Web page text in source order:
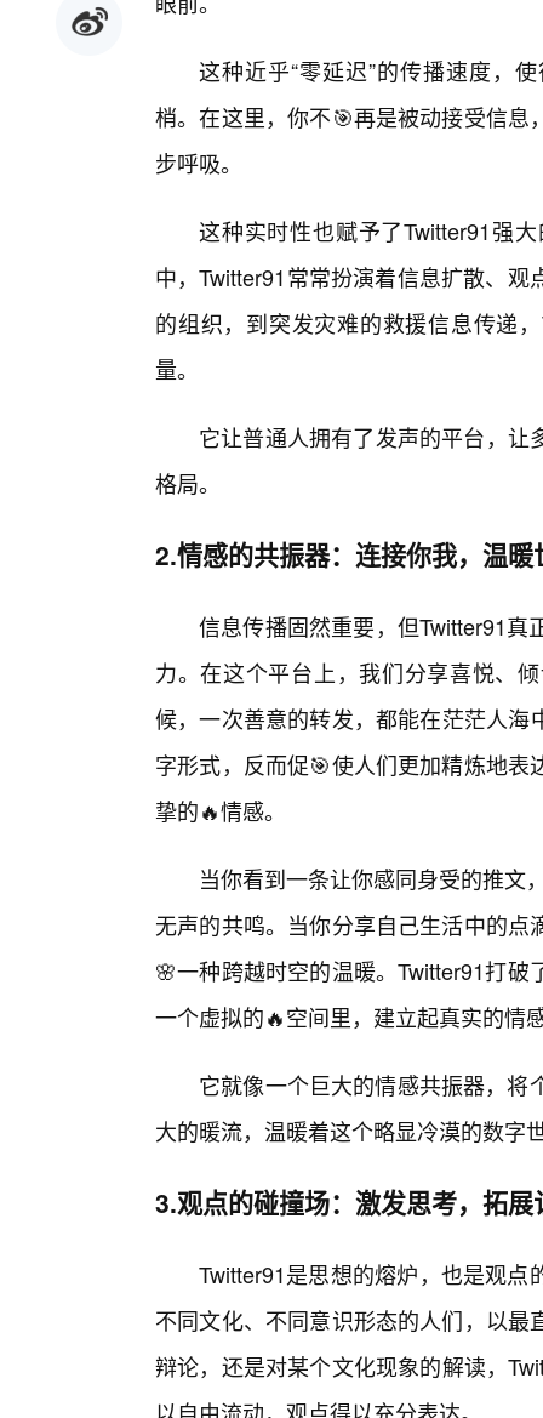
这种近乎“零延迟”的传播速度，
梢。在这里，你不🎯再是被动接受信
步呼吸。
这种实时性也赋予了Twitter91强
中，Twitter91常常扮演着信息扩散、
的组织，到突发灾难的救援信息传递
量。
它让普通人拥有了发声的平台，
格局。
2.情感的共振器：连接你我，温暖
信息传播固然重要，但Twitter91
力。在这个平台上，我们分享喜悦、
候，一次善意的转发，都能在茫茫人
字形式，反而促🎯使人们更加精炼地
挚的🔥情感。
当你看到一条让你感同身受的推文
无声的共鸣。当你分享自己生活中的
🌸一种跨越时空的温暖。Twitter91打
一个虚拟的🔥空间里，建立起真实的情
它就像一个巨大的情感共振器，
大的暖流，温暖着这个略显冷漠的数字
3.观点的碰撞场：激发思考，拓展
Twitter91是思想的熔炉，也是观
不同文化、不同意识形态的人们，以
辩论，还是对某个文化现象的解读，